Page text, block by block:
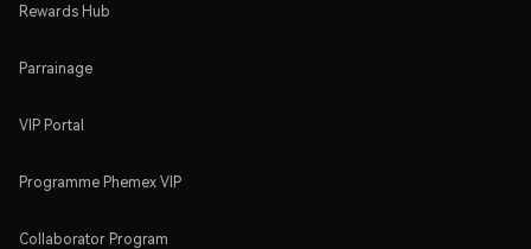
Rewards Hub
Parrainage
VIP Portal
Programme Phemex VIP
Collaborator Program